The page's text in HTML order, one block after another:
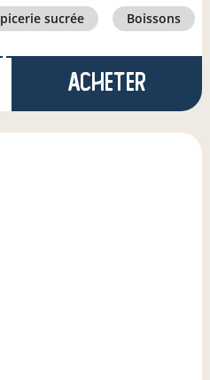
épicerie sucrée boissons
Acheter